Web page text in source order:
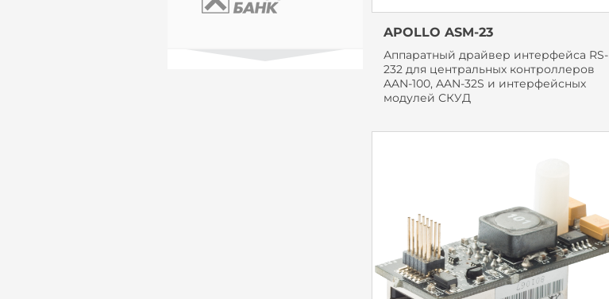
APOLLO ASM-23
Аппаратный драйвер интерфейса RS-
232 для центральных контроллеров
AAN-100, AAN-32S и интерфейсных
модулей СКУД